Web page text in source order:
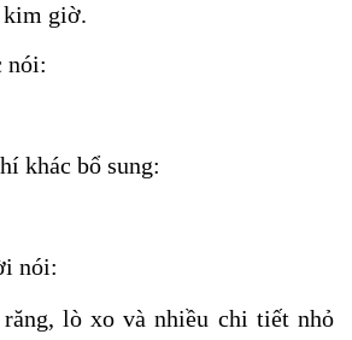
kim giờ.
nói:
khác bổ sung:
nói:
răng, lò xo và nhiều chi tiết nhỏ